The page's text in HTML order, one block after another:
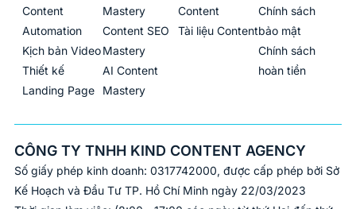
Content
Automation
Kịch bản Video
Thiết kế
Landing Page
Mastery
Content SEO
Mastery
AI Content
Mastery
Content
Tài liệu Content
Chính sách
bảo mật
Chính sách
hoàn tiền
CÔNG TY TNHH KIND CONTENT AGENCY
Số giấy phép kinh doanh: 0317742000, được cấp phép bởi Sở
Kế Hoạch và Đầu Tư TP. Hồ Chí Minh ngày 22/03/2023